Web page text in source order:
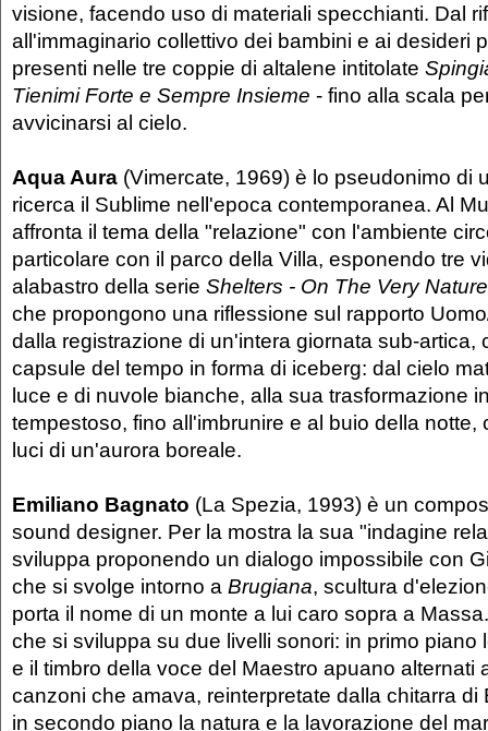
visione, facendo uso di materiali specchianti. Dal
all'immaginario collettivo dei bambini e ai desideri
presenti nelle tre coppie di altalene intitolate
Tienimi Forte e Sempre Insieme - fino alla scala
avvicinarsi al cielo.
Aqua Aura (Vimercate, 1969) è lo pseudonimo di
ricerca il Sublime nell'epoca contemporanea. Al
affronta il tema della "relazione" con l'ambiente
particolare con il parco della Villa, esponendo tre
alabastro della serie Shelters - On The Very
che propongono una riflessione sul rapporto
dalla registrazione di un'intera giornata sub-artica,
capsule del tempo in forma di iceberg: dal cielo
luce e di nuvole bianche, alla sua trasformazione
tempestoso, fino all'imbrunire e al buio della notte,
luci di un'aurora boreale.
Emiliano Bagnato (La Spezia, 1993) è un
sound designer. Per la mostra la sua "indagine
sviluppa proponendo un dialogo impossibile con
che si svolge intorno a Brugiana, scultura
porta il nome di un monte a lui caro sopra a
che si sviluppa su due livelli sonori: in primo piano
e il timbro della voce del Maestro apuano alternati
canzoni che amava, reinterpretate dalla chitarra di
in secondo piano la natura e la lavorazione del